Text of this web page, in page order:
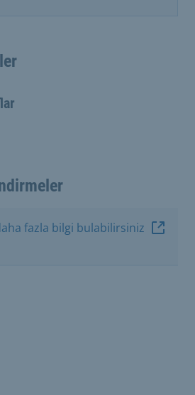
fazla bilgi bulabilirsiniz